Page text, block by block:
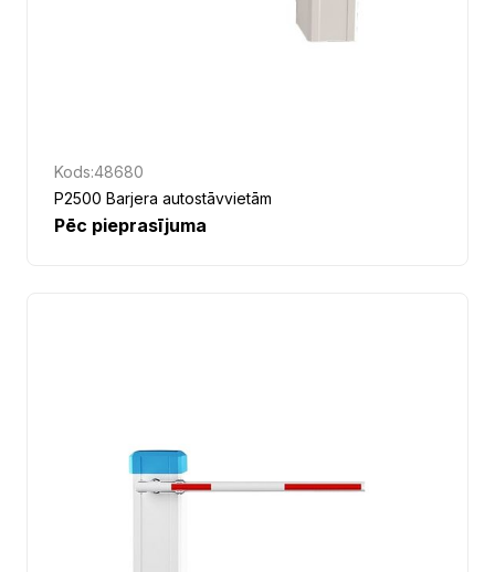
Kods:48680
P2500 Barjera autostāvvietām
Pēc pieprasījuma